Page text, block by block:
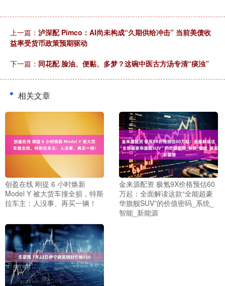
上一篇： 泸深配 Pimco：AI尚未构成“久期供给冲击” 当前美债收
益率受货币政策预期驱动
下一篇： 同花配 脸油、便黏、多梦？这碗中医古方汤专清“痰浊”
相关文章
创盈在线 刚提 6 小时焕新
Model Y 被大货车撞全损，特斯
拉车主：人没事、再买一辆！
金来源配资 极氪9X价格预估60
万起：全面解读这款“全能超豪
华旗舰SUV”的价值密码_系统_
智能_新能源